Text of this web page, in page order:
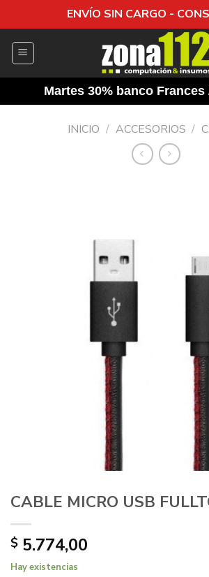
ENVÍO SIN CARGO -
Martes 30% banco
INICIO / ACCESORIOS /
CABLE MICRO USB
$ 5.774,00
Hay existencias